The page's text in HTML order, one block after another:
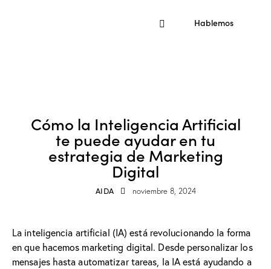
Hablemos
Cómo la Inteligencia Artificial
te puede ayudar en tu
estrategia de Marketing
Digital
AIDA noviembre 8, 2024
La inteligencia artificial (IA) está revolucionando la forma
en que hacemos marketing digital. Desde personalizar los
mensajes hasta automatizar tareas, la IA está ayudando a